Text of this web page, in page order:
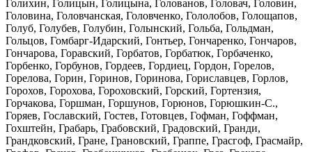
Голихин, Голицын, Голицына, Голованов, Головач, Головин,
Головина, Головчанская, Головченко, Гололобов, Голощапов,
Голуб, Голубев, Голубин, Голынский, Гольба, Гольдман,
Гольцов, Гомбарг-Идарский, Гонтьер, Гончаренко, Гончаров,
Гончарова, Горавский, Горбатов, Горбатюк, Горбаченко,
Горбенко, Горбунов, Гордеев, Гордиец, Гордон, Горелов,
Горелова, Горин, Горинов, Горинова, Гориславцев, Горлов,
Горохов, Горохова, Гороховский, Горский, Гортензия,
Горчакова, Горшман, Горшунов, Горюнов, Горюшкин-С.,
Горяев, Гославский, Гостев, Готовцев, Гофман, Гоффман,
Гохштейн, Грабарь, Грабовский, Градовский, Гранди,
Грандковский, Гране, Грановский, Граппе, Грасгоф, Грасмайр,